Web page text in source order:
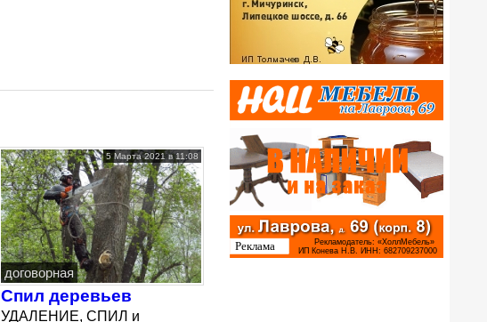
5 Марта 2021 в 11:08
договорная
Спил деревьев
УДАЛЕНИЕ, СПИЛ и